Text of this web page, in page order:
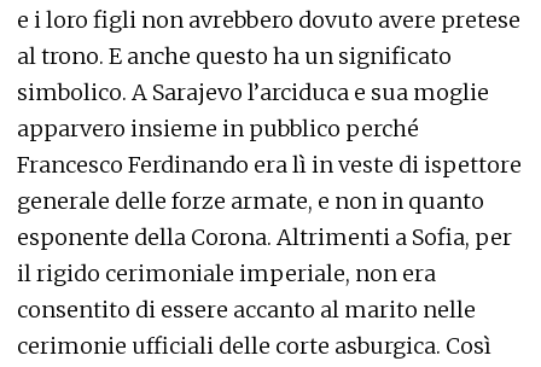
e i loro figli non avrebbero dovuto avere pretese
al trono. E anche questo ha un significato
simbolico. A Sarajevo l’arciduca e sua moglie
apparvero insieme in pubblico perché
Francesco Ferdinando era lì in veste di ispettore
generale delle forze armate, e non in quanto
esponente della Corona. Altrimenti a Sofia, per
il rigido cerimoniale imperiale, non era
consentito di essere accanto al marito nelle
cerimonie ufficiali delle corte asburgica. Così